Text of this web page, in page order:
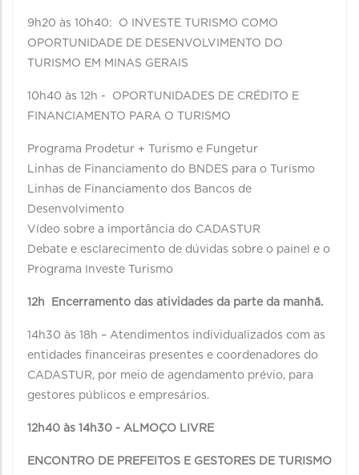
9h20 às 10h40: O INVESTE TURISMO COMO
OPORTUNIDADE DE DESENVOLVIMENTO DO
TURISMO EM MINAS GERAIS
10h40 às 12h - OPORTUNIDADES DE CRÉDITO E
FINANCIAMENTO PARA O TURISMO
Programa Prodetur + Turismo e Fungetur
Linhas de Financiamento do BNDES para o Turismo
Linhas de Financiamento dos Bancos de
Desenvolvimento
Vídeo sobre a importância do CADASTUR
Debate e esclarecimento de dúvidas sobre o painel e o
Programa Investe Turismo
12h Encerramento das atividades da parte da manhã.
14h30 às 18h – Atendimentos individualizados com as
entidades financeiras presentes e coordenadores do
CADASTUR, por meio de agendamento prévio, para
gestores públicos e empresários.
12h40 às 14h30 - ALMOÇO LIVRE
ENCONTRO DE PREFEITOS E GESTORES DE TURISMO